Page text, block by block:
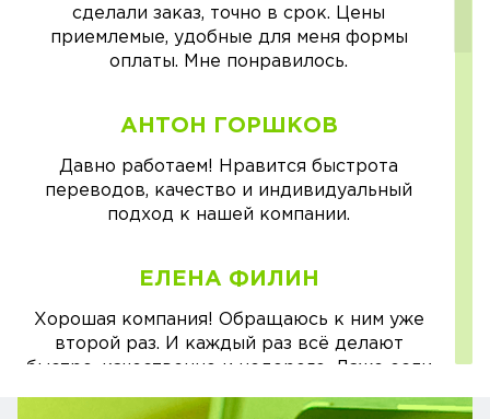
сделали заказ, точно в срок. Цены
приемлемые, удобные для меня формы
оплаты. Мне понравилось.
АНТОН ГОРШКОВ
Давно работаем! Нравится быстрота
переводов, качество и индивидуальный
подход к нашей компании.
ЕЛЕНА ФИЛИН
Хорошая компания! Обращаюсь к ним уже
второй раз. И каждый раз всё делают
быстро, качественно и недорого. Даже если